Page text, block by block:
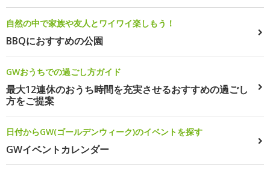
自然の中で家族や友人とワイワイ楽しもう！
BBQにおすすめの公園
GWおうちでの過ごし方ガイド
最大12連休のおうち時間を充実させるおすすめの過ごし
方をご提案
日付からGW(ゴールデンウィーク)のイベントを探す
GWイベントカレンダー